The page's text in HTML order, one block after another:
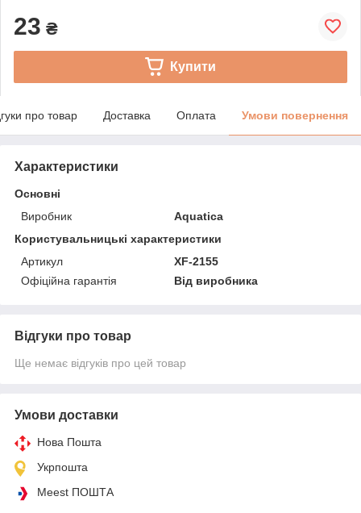
23 ₴
Купити
про товар Доставка Оплата Умови повернення
Характеристики
Основні
Виробник
Aquatica
Користувальницькі характеристики
Артикул
XF-2155
Офіційна гарантія
Від виробника
Відгуки про товар
Ще немає відгуків про цей товар
Умови доставки
Нова Пошта
Укрпошта
Meest ПОШТА